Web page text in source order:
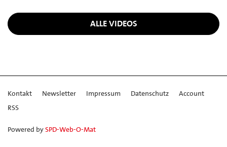
ALLE VIDEOS
Kontakt Newsletter Impressum Datenschutz
Account
RSS
Powered bySPD-Web-O-Mat